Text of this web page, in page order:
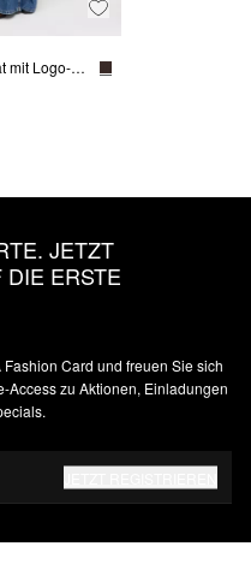
Trench Coat mit Logo-Gürtel
JETZT
ERSTE
Card und freuen Sie sich
Access zu Aktionen, Einladungen